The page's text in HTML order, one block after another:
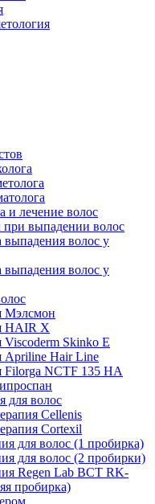
и лечение волос
выпадении волос
выпадения волос у
выпадения волос у
Мэлсмон
HAIR X
Viscoderm Skinko E
Apriline Hair Line
Filorga NCTF 135 HA
для волос
Cellenis
Cortexil
для волос (1 пробирка)
для волос (2 пробирки)
Regen Lab BCT RK-
пробирка)